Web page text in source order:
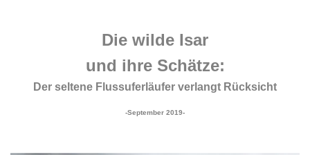
Die wilde Isar
und ihre Schätze:
Der seltene Flussuferläufer verlangt Rücksicht
-September 2019-